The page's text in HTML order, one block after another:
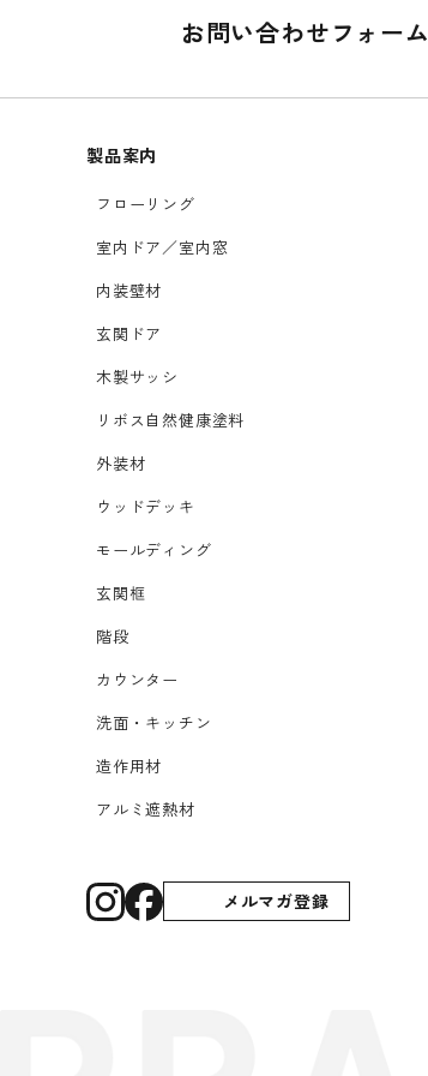
お問い合わせフォーム
製品案内
フローリング
室内ドア／室内窓
内装壁材
玄関ドア
木製サッシ
リボス自然健康塗料
外装材
ウッドデッキ
モールディング
玄関框
階段
カウンター
洗面・キッチン
造作用材
アルミ遮熱材
メルマガ登録